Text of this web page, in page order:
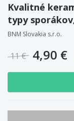
Kvalitné
typy
BNM Slovakia s.r.o.
11 € 4,90 €